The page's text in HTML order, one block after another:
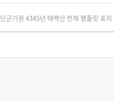
단군기원 4345년 태백산 천제 팸플릿 표지